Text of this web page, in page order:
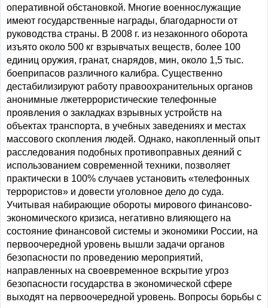
оперативной обстановкой. Многие военнослужащие
имеют государственные награды, благодарности от
руководства страны. В 2008 г. из незаконного оборота
изъято около 500 кг взрывчатых веществ, более 100
единиц оружия, гранат, снарядов, мин, около 1,5 тыс.
боеприпасов различного калибра. Существенно
дестабилизируют работу правоохранительных органов
анонимные лжетеррористические телефонные
проявления о закладках взрывных устройств на
объектах транспорта, в учебных заведениях и местах
массового скопления людей. Однако, накопленный опыт
расследования подобных противоправных деяний с
использованием современной техники, позволяет
практически в 100% случаев установить «телефонных
террористов» и довести уголовное дело до суда.
Учитывая набирающие обороты мирового финансово-
экономического кризиса, негативно влияющего на
состояние финансовой системы и экономики России, на
первоочередной уровень вышли задачи органов
безопасности по проведению мероприятий,
направленных на своевременное вскрытие угроз
безопасности государства в экономической сфере
выходят на первоочередной уровень. Вопросы борьбы с